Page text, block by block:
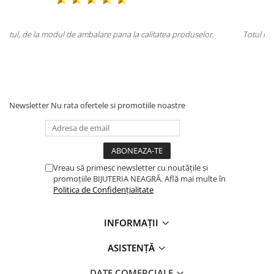
Totul la superlativ! Produsul, fix descrierea, ambalaj,
Newsletter Nu rata ofertele si promotiile noastre
Vreau să primesc newsletter cu noutățile și
promoțiile BIJUTERIA NEAGRĂ. Află mai multe în
Politica de Confidențialitate
INFORMAȚII
ASISTENȚĂ